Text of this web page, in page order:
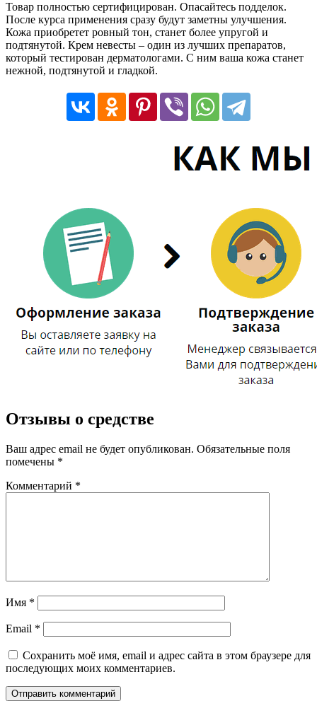
Товар полностью сертифицирован. Опасайтесь подделок.
После курса применения сразу будут заметны улучшения.
Кожа приобретет ровный тон, станет более упругой и
подтянутой. Крем невесты – один из лучших препаратов,
который тестирован дерматологами. С ним ваша кожа станет
нежной, подтянутой и гладкой.
Отзывы о средстве
Ваш адрес email не будет опубликован. Обязательные поля
помечены *
Комментарий *
Имя *
Email *
Сохранить моё имя, email и адрес сайта в этом браузере для
последующих моих комментариев.